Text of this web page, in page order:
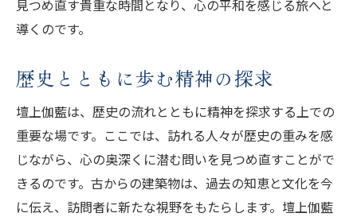
新たな発見がもたらす心の変化
訪問者に心の成長をもたらす壇上伽藍の旅
訪問がもたらす心の成長
内なる平和を育む旅の価値
文化体験がもたらす心の変容
心と文化を繋ぐ旅の魅力
見つめ直す貴重な時間となり、心の平和を感じる旅へと
導くのです。
歴史とともに歩む精神の探求
壇上伽藍は、歴史の流れとともに精神を探求する上での
重要な場です。ここでは、訪れる人々が歴史の重みを感
じながら、心の奥深くに潜む問いを見つめ直すことがで
きるのです。古からの建築物は、過去の知恵と文化を今
に伝え、訪問者に新たな視野をもたらします。壇上伽藍